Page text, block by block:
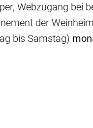
Webzugang bei
der
bis Samstag)